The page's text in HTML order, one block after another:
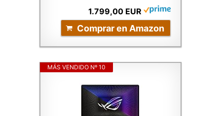
1.799,00 EUR
Comprar en Amazon
MÁS VENDIDO Nº 10